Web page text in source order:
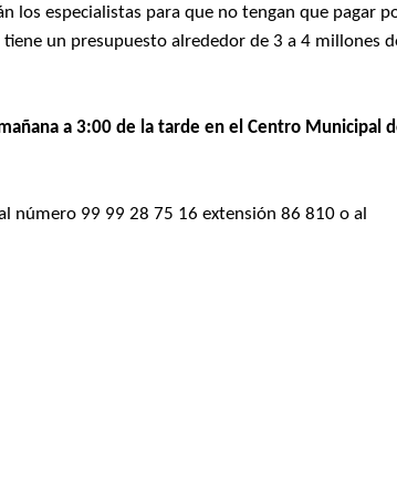
los especialistas para que no tengan que pagar
un presupuesto alrededor de 3 a 4 millones
a 3:00 de la tarde en el Centro Municipal
número 99 99 28 75 16 extensión 86 810 o al